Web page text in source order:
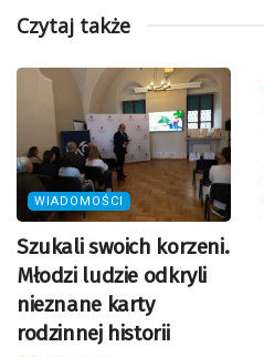
Czytaj także
WIADOMOŚCI
Szukali swoich korzeni.
Młodzi ludzie odkryli
nieznane karty
rodzinnej historii